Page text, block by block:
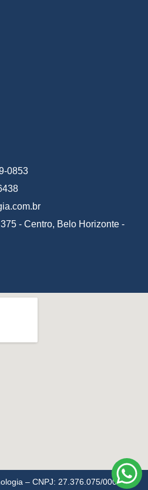
0853
- Centro, Belo Horizonte -
– CNPJ: 27.376.075/0001-28